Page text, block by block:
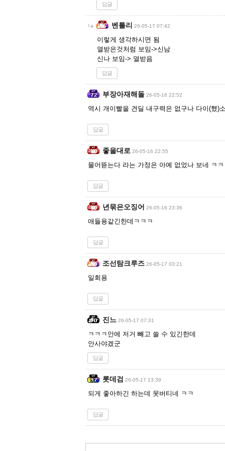
답글
벤틀리 26-05-17 07:42
이렇게 생각하시면 됨
열받은것처럼 보임->신남
신나 보임-> 열받음
답글
부장아재해돌 26-05-16 22:52
역시 개이빨을 견딜 내구력은 없구나 다이(했)
답글
좋을대로 26-05-16 22:55
물어뜯는다 라는 가정은 아예 없었나 보네 ㅋㅋ
답글
년묶은오징어 26-05-16 23:36
애들용같긴한데ㅋㅋㅋ
답글
조선탐크루즈 26-05-17 03:21
일회용
답글
진느 26-05-17 07:31
ㅋㅋㅋ안에 저거 빼고 쓸 수 있긴한데
안사야겠군
답글
롯데검 26-05-17 13:39
되게 좋아하긴 하는데 못버티네 ㅋㅋ
답글